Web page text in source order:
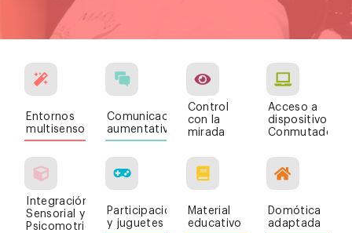
Entornos
multisensoriales
Comunicación
aumentativa
Control
con la
mirada
Acceso a
dispositivos y
Conmutadores
Integración
Sensorial y
Psicomotricidad
Participación
y juguetes
Material
educativo
Domótica
adaptada